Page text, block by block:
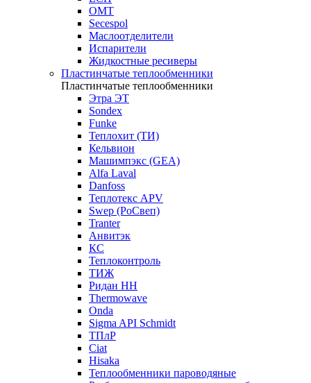
OMT
Secespol
Маслоотделители
Испарители
Жидкостные ресиверы
Пластинчатые теплообменники
Пластинчатые теплообменники
Этра ЭТ
Sondex
Funke
Теплохит (ТИ)
Кельвион
Машимпэкс (GEA)
Alfa Laval
Danfoss
Теплотекс APV
Swep (РоСвеп)
Tranter
Анвитэк
КС
Теплоконтроль
ТИЖ
Ридан НН
Thermowave
Onda
Sigma API Schmidt
ТПлР
Ciat
Hisaka
Теплообменники пароводяные